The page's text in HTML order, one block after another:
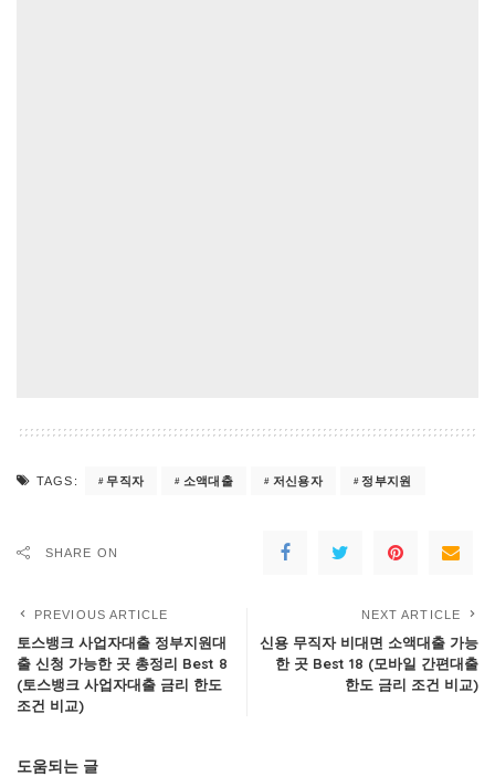
TAGS: 무직자 소액대출 저신용자 정부지원
SHARE ON
PREVIOUS ARTICLE
토스뱅크 사업자대출 정부지원대
출 신청 가능한 곳 총정리 Best 8
(토스뱅크 사업자대출 금리 한도
조건 비교)
NEXT ARTICLE
신용 무직자 비대면 소액대출 가능
한 곳 Best 18 (모바일 간편대출
한도 금리 조건 비교)
도움되는 글